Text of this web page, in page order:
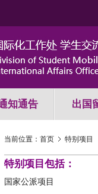
知通告 出国
当前位置： 首页 特别项目
特别项目包括：
国家公派项目